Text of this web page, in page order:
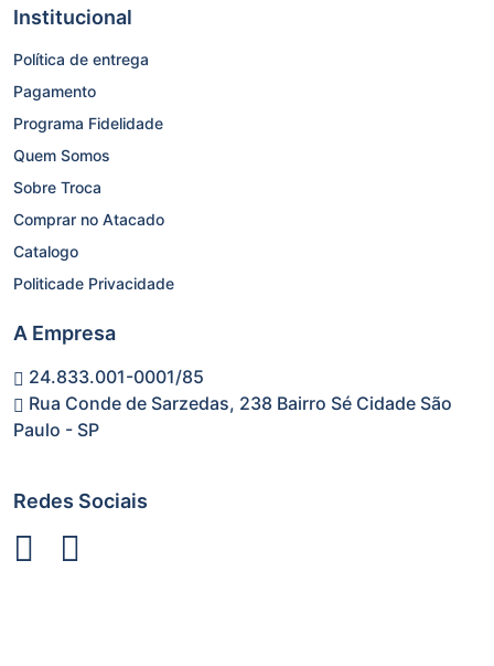
Institucional
Política de entrega
Pagamento
Programa Fidelidade
Quem Somos
Sobre Troca
Comprar no Atacado
Catalogo
Politicade Privacidade
A Empresa
24.833.001-0001/85
Rua Conde de Sarzedas, 238 Bairro Sé Cidade São
Paulo - SP
Redes Sociais